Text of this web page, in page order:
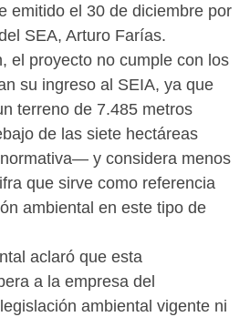
emitido el 30 de diciembre por
SEA, Arturo Farías.
el proyecto no cumple con los
su ingreso al SEIA, ya que
terreno de 7.485 metros
de las siete hectáreas
y considera menos
que sirve como referencia
ambiental en este tipo de
aclaró que esta
a la empresa del
ambiental vigente ni